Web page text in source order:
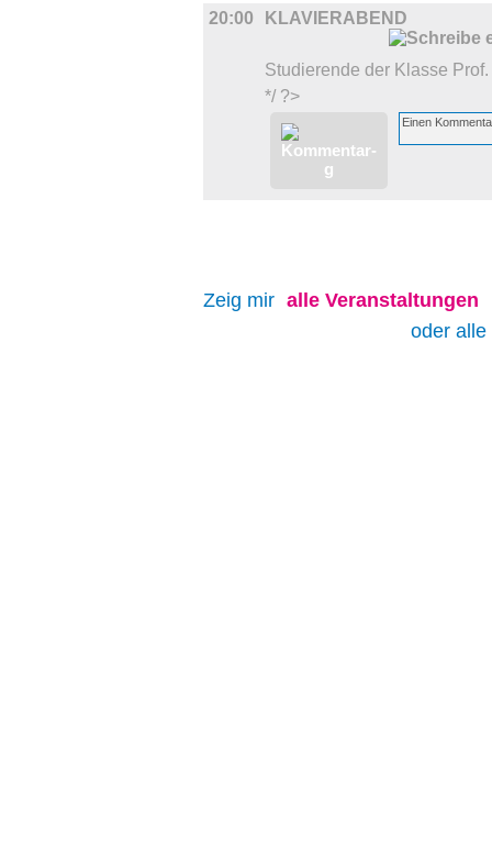
20:00 KLAVIERABEND
Studierende der Klasse
*/ ?>
Zeig mir alle Veranstaltungen
oder alle